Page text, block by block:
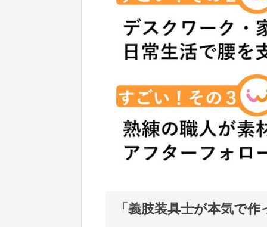
「義肢装具士が本気で